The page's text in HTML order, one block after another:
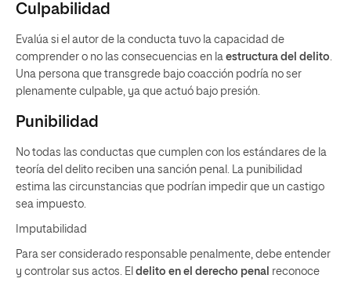
Culpabilidad
Evalúa si el autor de la conducta tuvo la capacidad de
comprender o no las consecuencias en la estructura del delito
Una persona que transgrede bajo coacción podría no ser
plenamente culpable, ya que actuó bajo presión.
Punibilidad
No todas las conductas que cumplen con los estándares de la
teoría del delito reciben una sanción penal. La punibilidad
estima las circunstancias que podrían impedir que un castigo
sea impuesto.
Imputabilidad
Para ser considerado responsable penalmente, debe entender
y controlar sus actos. El delito en el derecho penal reconoce